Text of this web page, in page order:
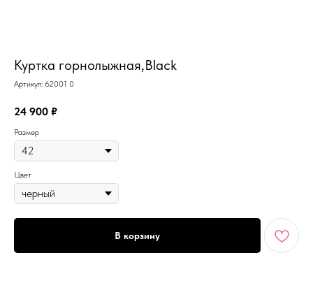
Куртка горнолыжная,Black
Артикул: 62001 0
24 900 ₽
Размер
Цвет
В корзину